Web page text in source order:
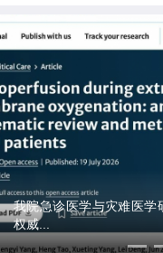
我院急诊医学与灾难医学
权威...